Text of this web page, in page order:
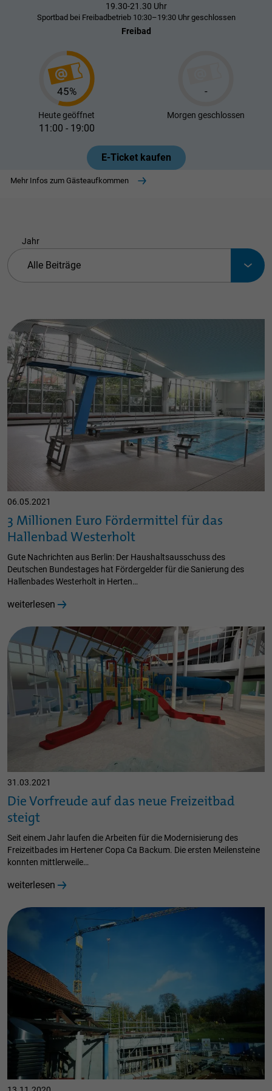
19.30-21.30 Uhr
Sportbad bei Freibadbetrieb 10:30–19:30 Uhr geschlossen
Freibad
45%
Heutegeöffnet
11:00 - 19:00
-
Morgen geschlossen
E-Ticket kaufen
Mehr Infos zum Gästeaufkommen
Jahr
Bitte auswählen
Alle Beiträge
06.05.2021
3 Millionen Euro Fördermittel für das
Hallenbad Westerholt
Gute Nachrichten aus Berlin: Der Haushaltsausschuss des
Deutschen Bundestages hat Fördergelder für die Sanierung des
Hallenbades Westerholt in Herten…
weiterlesen
31.03.2021
Die Vorfreude auf das neue Freizeitbad
steigt
Seit einem Jahr laufen die Arbeiten für die Modernisierung des
Freizeitbades im Hertener Copa Ca Backum. Die ersten Meilensteine
konnten mittlerweile…
weiterlesen